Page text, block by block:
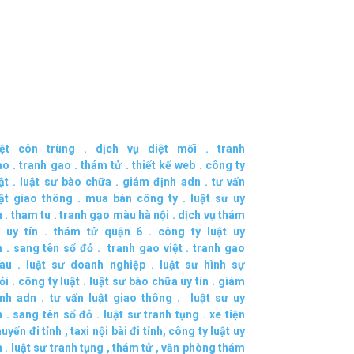
côn trùng . dịch vụ diệt mối . tranh
.tranh gao .thám tử . thiết kế web . công ty
. luật sư bào chữa . giám định adn . tư vấn
giao thông . mua bán công ty .
luật sư uy
. tham tu . tranh gạo màu hà nội . dịch vụ thám
uy tín . thám tử quận 6 . công ty luật uy
. sang tên sổ đỏ.tranh gao việt.tranh gao
. luật sư doanh nghiệp.
luật sư hình sự
. công ty luật . luật sư bào chữa uy tín . giám
adn . tư vấn luật giao thông .
luật sư uy
. sang tên sổ đỏ . luật sư tranh tụng .xe tiện
đi tỉnh ,taxi nội bài đi tỉnh, công ty luật uy
. luật sư tranh tụng , thám tử ,văn phòng thám